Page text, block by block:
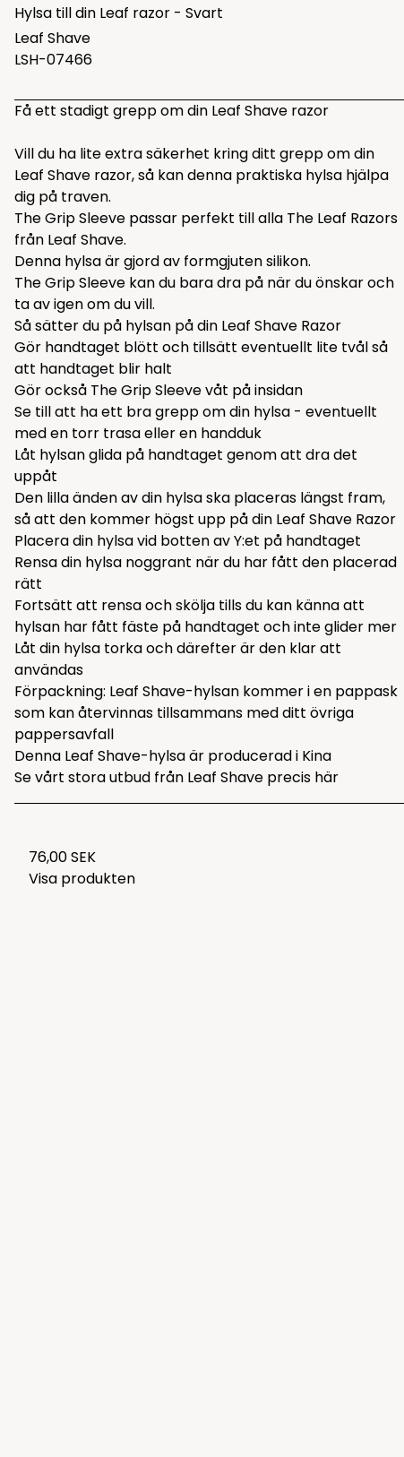
Hylsa till din Leaf razor - Svart
Leaf Shave
LSH-07466
Få ett stadigt grepp om din Leaf Shave razor
Vill du ha lite extra säkerhet kring ditt grepp om din
Leaf Shave razor, så kan denna praktiska hylsa hjälpa
dig på traven.
The Grip Sleeve passar perfekt till alla The Leaf Razors
från Leaf Shave.
Denna hylsa är gjord av formgjuten silikon.
The Grip Sleeve kan du bara dra på när du önskar och
ta av igen om du vill.
Så sätter du på hylsan på din Leaf Shave Razor
Gör handtaget blött och tillsätt eventuellt lite tvål så
att handtaget blir halt
Gör också The Grip Sleeve våt på insidan
Se till att ha ett bra grepp om din hylsa - eventuellt
med en torr trasa eller en handduk
Låt hylsan glida på handtaget genom att dra det
uppåt
Den lilla änden av din hylsa ska placeras längst fram,
så att den kommer högst upp på din Leaf Shave Razor
Placera din hylsa vid botten av Y:et på handtaget
Rensa din hylsa noggrant när du har fått den placerad
rätt
Fortsätt att rensa och skölja tills du kan känna att
hylsan har fått fäste på handtaget och inte glider mer
Låt din hylsa torka och därefter är den klar att
användas
Förpackning: Leaf Shave-hylsan kommer i en pappask
som kan återvinnas tillsammans med ditt övriga
pappersavfall
Denna Leaf Shave-hylsa är producerad i Kina
Se vårt stora utbud från Leaf Shave precis här
76,00 SEK
Visa produkten